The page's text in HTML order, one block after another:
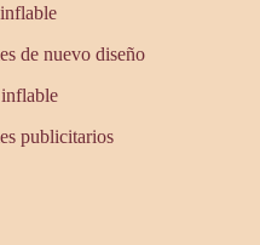
de nuevo diseño
publicitarios